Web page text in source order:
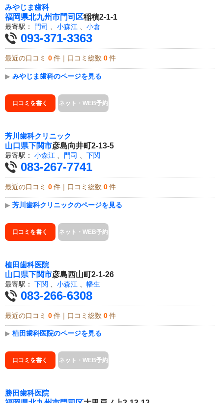
みやじま歯科
福岡県北九州市門司区稲積2-1-1
最寄駅： 門司 小森江 小倉
093-371-3363
最近の口コミ 0 件｜口コミ総数 0 件
▶ みやじま歯科のページを見る
口コミを書く ネット・WEB予約
芳川歯科クリニック
山口県下関市彦島向井町2-13-5
最寄駅： 小森江 門司 下関
083-267-7741
最近の口コミ 0 件｜口コミ総数 0 件
▶ 芳川歯科クリニックのページを見る
口コミを書く ネット・WEB予約
植田歯科医院
山口県下関市彦島西山町2-1-26
最寄駅： 下関 小森江 幡生
083-266-6308
最近の口コミ 0 件｜口コミ総数 0 件
▶ 植田歯科医院のページを見る
口コミを書く ネット・WEB予約
勝田歯科医院